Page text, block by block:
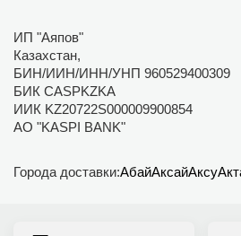
ИП "Аяпов"
Казахстан,
БИН/ИИН/ИНН/УНП 960529400309
БИК CASPKZKA
ИИК KZ20722S000009900854
АО "KASPI BANK"
Города доставки:АбайАксайАксу